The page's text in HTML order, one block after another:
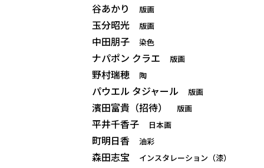
谷あかり 版画
玉分昭光 版画
中田朋子 染色
ナパポン クラエ 版画
野村瑞穂 陶
パウエル タジャール 版画
濱田富貴（招待） 版画
平井千香子 日本画
町明日香 油彩
森田志宝 インスタレーション（漆）